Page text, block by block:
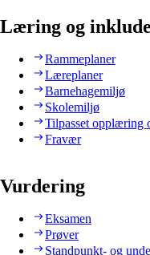
Læring og
Rammeplaner
Læreplaner
Barnehagemiljø
Skolemiljø
Tilpasset opplæring
Fravær
Vurdering
Eksamen
Prøver
Standpunkt- og